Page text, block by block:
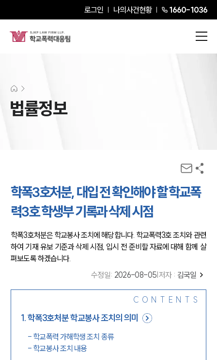
로그인 나의사건현황 1660-1036
법률정보
학폭3호처분, 대입 전 확인해야 할 학교폭
력3호 학생부 기록과 삭제 시점
학폭3호처분은 학교봉사 조치에 해당합니다. 학교폭력3호 조치와 관련
하여 기재 유보 기준과 삭제 시점, 입시 전 준비할 자료에 대해 함께 살
펴보도록 하겠습니다.
수정일: 2026-08-05 저자 : 김국일
CONTENTS
1.학폭3호처분 학교봉사 조치의 의미
- 학교폭력 가해학생 조치 종류
- 학교봉사 조치 내용